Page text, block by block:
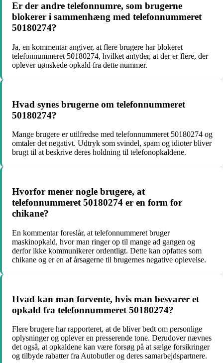
Er der andre telefonnumre, som brugerne
blokerer i sammenhæng med telefonnummeret
50180274?
Ja, en kommentar angiver, at flere brugere har blokeret
telefonnummeret 50180274, hvilket antyder, at der er flere, der
oplever uønskede opkald fra dette nummer.
Hvad synes brugerne om telefonnummeret
50180274?
Mange brugere er utilfredse med telefonnummeret 50180274 og
omtaler det negativt. Udtryk som svindel, spam og idioter bliver
brugt til at beskrive deres holdning til telefonopkaldene.
Hvorfor mener nogle brugere, at
telefonnummeret 50180274 er en form for
chikane?
En kommentar foreslår, at telefonnummeret bruger
maskinopkald, hvor man ringer op til mange ad gangen og
derfor ikke kommunikerer ordentligt. Dette kan opfattes som
chikane og er en af årsagerne til brugernes negative oplevelse.
Hvad kan man forvente, hvis man besvarer et
opkald fra telefonnummeret 50180274?
Flere brugere har rapporteret, at de bliver bedt om personlige
oplysninger og oplever en presserende tone. Derudover nævnes
det også, at opkaldene kan være forsøg på at sælge forsikringer
og tilbyde rabatter fra Autobutler og deres samarbejdspartnere.